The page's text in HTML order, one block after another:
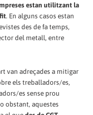
estan utilitzant la
. En alguns casos estan
des de fa temps,
del metall, entre
van adreçades a mitigar
els treballadors/es,
es sense prou
obstant, aquestes